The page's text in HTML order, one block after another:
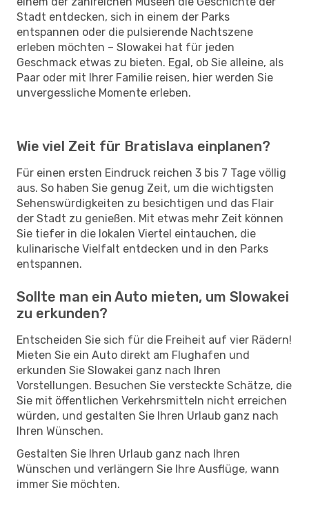
Stadt entdecken, sich in einem der Parks
entspannen oder die pulsierende Nachtszene
erleben möchten – Slowakei hat für jeden
Geschmack etwas zu bieten. Egal, ob Sie alleine, als
Paar oder mit Ihrer Familie reisen, hier werden Sie
unvergessliche Momente erleben.
Wie viel Zeit für Bratislava einplanen?
Für einen ersten Eindruck reichen 3 bis 7 Tage völlig
aus. So haben Sie genug Zeit, um die wichtigsten
Sehenswürdigkeiten zu besichtigen und das Flair
der Stadt zu genießen. Mit etwas mehr Zeit können
Sie tiefer in die lokalen Viertel eintauchen, die
kulinarische Vielfalt entdecken und in den Parks
entspannen.
Sollte man ein Auto mieten, um Slowakei
zu erkunden?
Entscheiden Sie sich für die Freiheit auf vier Rädern!
Mieten Sie ein Auto direkt am Flughafen und
erkunden Sie Slowakei ganz nach Ihren
Vorstellungen. Besuchen Sie versteckte Schätze, die
Sie mit öffentlichen Verkehrsmitteln nicht erreichen
würden, und gestalten Sie Ihren Urlaub ganz nach
Ihren Wünschen.
Gestalten Sie Ihren Urlaub ganz nach Ihren
Wünschen und verlängern Sie Ihre Ausflüge, wann
immer Sie möchten.